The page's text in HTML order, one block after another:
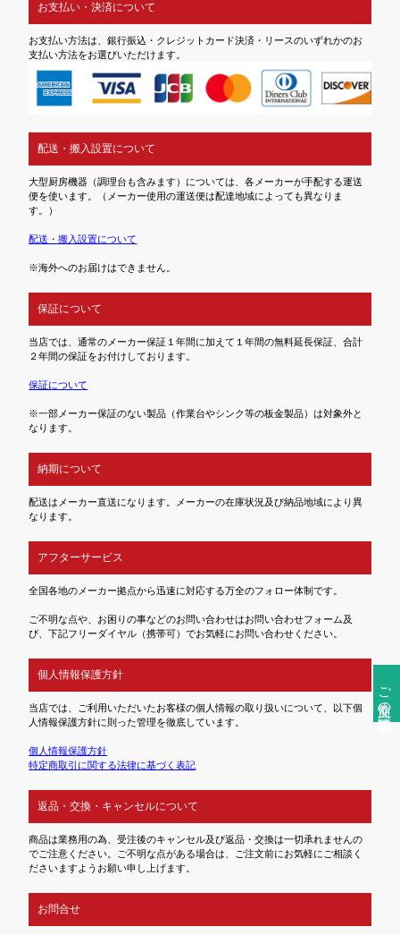
ご注文前の確認事項
お支払い・決済について
お支払い方法は、銀行振込・クレジットカード決済・リースのいずれかのお
支払い方法をお選びいただけます。
配送・搬入設置について
大型厨房機器（調理台も含みます）については、各メーカーが手配する運送
便を使います。（メーカー使用の運送便は配達地域によっても異なりま
す。）
配送・搬入設置について
※海外へのお届けはできません。
保証について
当店では、通常のメーカー保証１年間に加えて１年間の無料延長保証、合計
２年間の保証をお付けしております。
保証について
※一部メーカー保証のない製品（作業台やシンク等の板金製品）は対象外と
なります。
納期について
配送はメーカー直送になります。メーカーの在庫状況及び納品地域により異
なります。
アフターサービス
全国各地のメーカー拠点から迅速に対応する万全のフォロー体制です。
ご不明な点や、お困りの事などのお問い合わせはお問い合わせフォーム及
び、下記フリーダイヤル（携帯可）でお気軽にお問い合わせください。
個人情報保護方針
当店では、ご利用いただいたお客様の個人情報の取り扱いについて、以下個
人情報保護方針に則った管理を徹底しています。
個人情報保護方針
特定商取引に関する法律に基づく表記
返品・交換・キャンセルについて
商品は業務用の為、受注後のキャンセル及び返品・交換は一切承れませんの
でご注意ください。ご不明な点がある場合は、ご注文前にお気軽にご相談く
ださいますようお願い申し上げます。
お問合せ